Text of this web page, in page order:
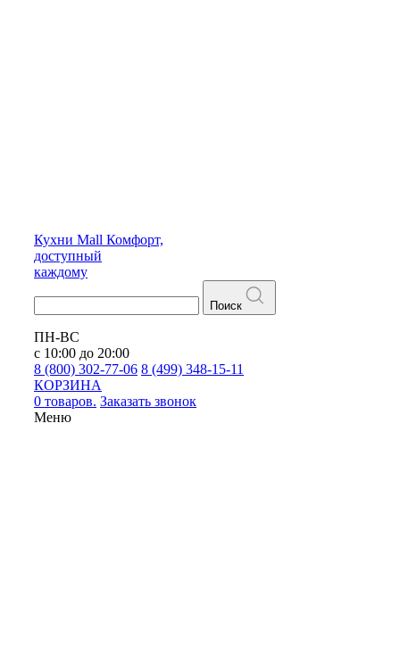
Кухни Mall Комфорт,
доступный
каждому
Поиск
ПН-ВС
с 10:00 до 20:00
8 (800) 302-77-06 8 (499) 348-15-11
КОРЗИНА
0 товаров. Заказать звонок
Меню